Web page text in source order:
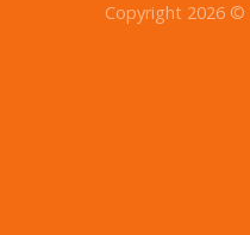
Copyright 2026 ©